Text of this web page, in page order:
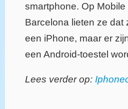
smartphone. Op
Barcelona lieten ze dat
een iPhone, maar er
een Android-toestel
Lees verder op: